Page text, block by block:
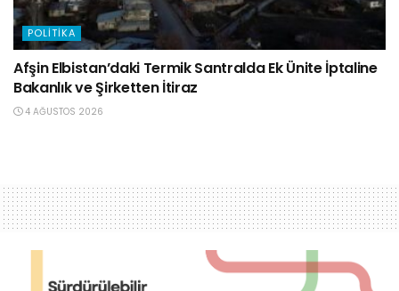
POLITIKA
Afşin Elbistan’daki Termik Santralda Ek Ünite İptaline
Bakanlık ve Şirketten İtiraz
4 AĞUSTOS 2026